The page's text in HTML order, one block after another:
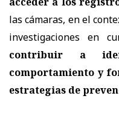
las cámaras, en el
investigaciones en
contribuir a
comportamiento y
estrategias de